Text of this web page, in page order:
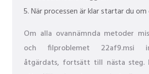
När processen är klar startar du
Om alla ovannämnda metoder
och filproblemet 22af9.msi
åtgärdats, fortsätt till nästa steg.